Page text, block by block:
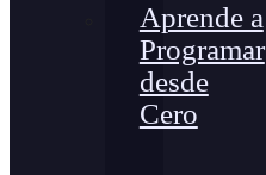
Aprende a
Programar
desde
Cero